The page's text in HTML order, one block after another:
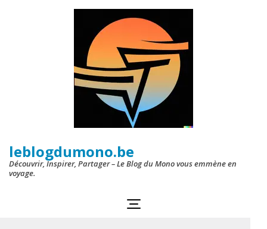
leblogdumono.be
Découvrir, Inspirer, Partager – Le Blog du Mono vous emmène en
voyage.